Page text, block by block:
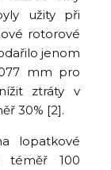
užity při
rotorové
jenom
mm pro
ztráty v
30% [2].
lopatkové
téměř 100